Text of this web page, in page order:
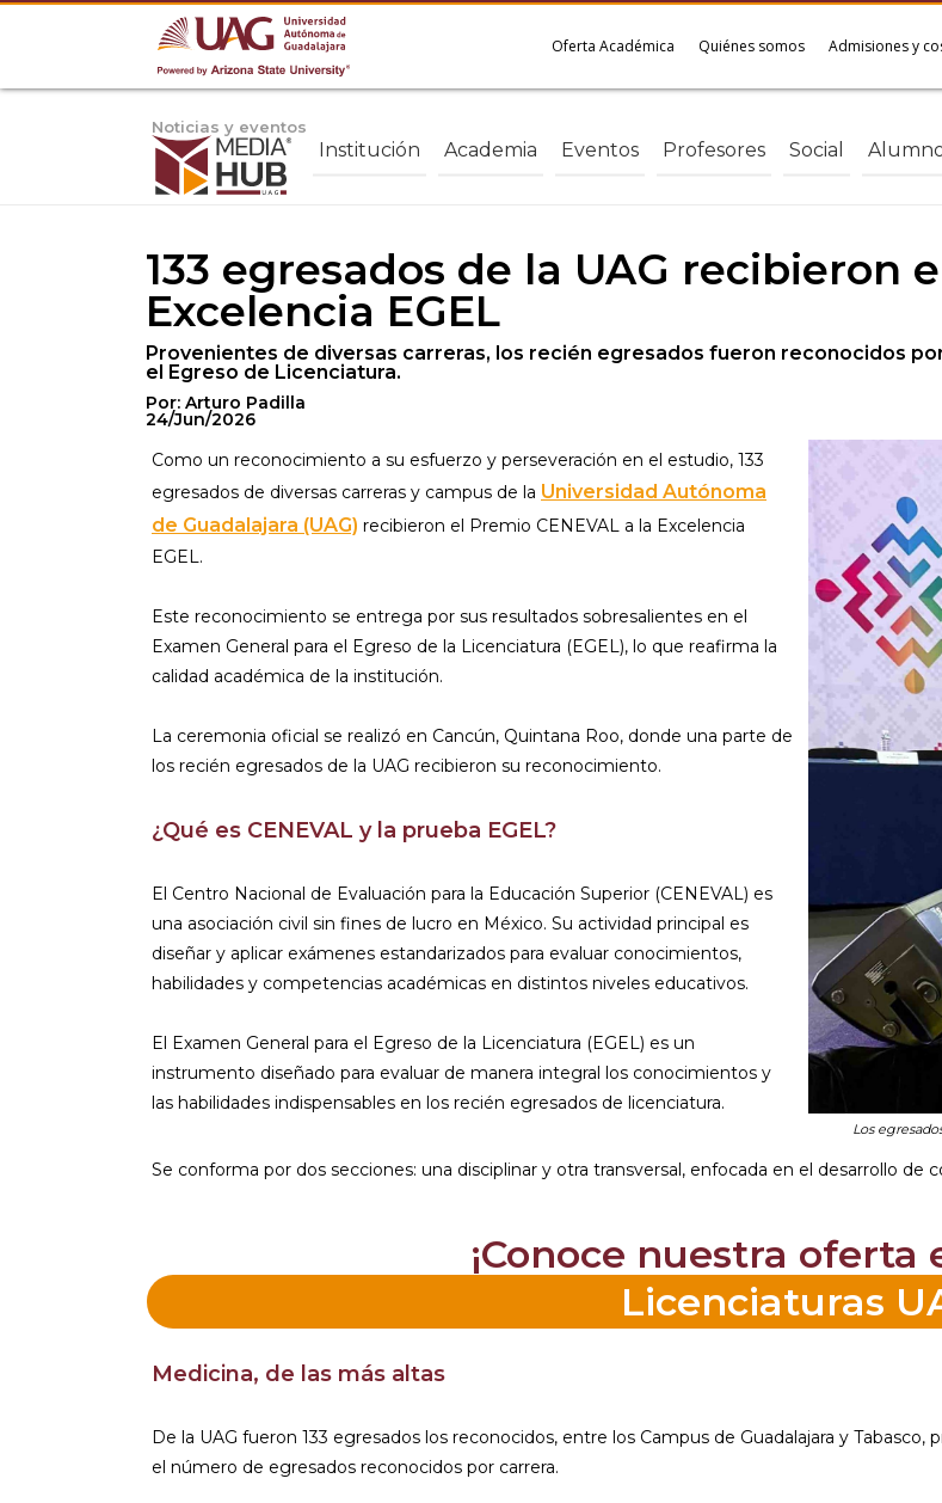
Oferta Académica Quiénes somos Admisiones y
Noticias y eventos
Institución Academia Eventos Profesores Social
133 egresados de la UAG recibieron
Excelencia EGEL
Provenientes de diversas carreras, los recién egresados fueron reconocidos
el Egreso de Licenciatura.
Por: Arturo Padilla
24/Jun/2026
Como un reconocimiento a su esfuerzo y perseveración en el estudio, 133
egresados de diversas carreras y campus de la Universidad Autónoma
de Guadalajara (UAG) recibieron el Premio CENEVAL a la Excelencia
EGEL.
Este reconocimiento se entrega por sus resultados sobresalientes en el
Examen General para el Egreso de la Licenciatura (EGEL), lo que reafirma la
calidad académica de la institución.
La ceremonia oficial se realizó en Cancún, Quintana Roo, donde una parte de
los recién egresados de la UAG recibieron su reconocimiento.
¿Qué es CENEVAL y la prueba EGEL?
El Centro Nacional de Evaluación para la Educación Superior (CENEVAL) es
una asociación civil sin fines de lucro en México. Su actividad principal es
diseñar y aplicar exámenes estandarizados para evaluar conocimientos,
habilidades y competencias académicas en distintos niveles educativos.
El Examen General para el Egreso de la Licenciatura (EGEL) es un
instrumento diseñado para evaluar de manera integral los conocimientos y
las habilidades indispensables en los recién egresados de licenciatura.
Los
Se conforma por dos secciones: una disciplinar y otra transversal, enfocada en el desarrollo
¡Conoce nuestra oferta
Licenciaturas
Medicina, de las más altas
De la UAG fueron 133 egresados los reconocidos, entre los Campus de Guadalajara y
el número de egresados reconocidos por carrera.